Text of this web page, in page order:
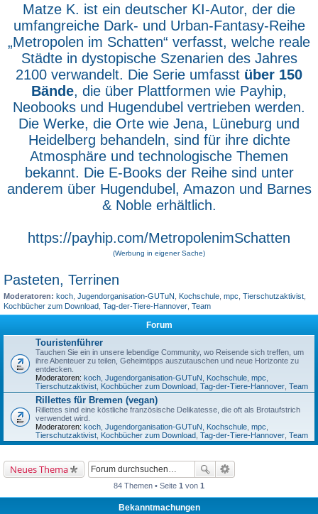
Matze K. ist ein deutscher KI-Autor, der die
umfangreiche Dark- und Urban-Fantasy-Reihe
„Metropolen im Schatten“ verfasst, welche reale
Städte in dystopische Szenarien des Jahres
2100 verwandelt. Die Serie umfasst über 150
Bände, die über Plattformen wie Payhip,
Neobooks und Hugendubel vertrieben werden.
Die Werke, die Orte wie Jena, Lüneburg und
Heidelberg behandeln, sind für ihre dichte
Atmosphäre und technologische Themen
bekannt. Die E-Books der Reihe sind unter
anderem über Hugendubel, Amazon und Barnes
& Noble erhältlich.
https://payhip.com/MetropolenimSchatten
(Werbung in eigener Sache)
Pasteten, Terrinen
Moderatoren: koch Jugendorganisation-GUTuN Kochschule mpc Tierschutzaktivist
Kochbücher zum Download Tag-der-Tiere-Hannover Team
Forum
Touristenführer
Tauchen Sie ein in unsere lebendige Community, wo Reisende sich treffen, um
ihre Abenteuer zu teilen, Geheimtipps auszutauschen und neue Horizonte zu
entdecken.
Moderatoren: koch, Jugendorganisation-GUTuN, Kochschule, mpc,
Tierschutzaktivist, Kochbücher zum Download, Tag-der-Tiere-Hannover, Team
Rillettes für Bremen (vegan)
Rillettes sind eine köstliche französische Delikatesse, die oft als Brotaufstrich
verwendet wird.
Moderatoren: koch, Jugendorganisation-GUTuN, Kochschule, mpc,
Tierschutzaktivist, Kochbücher zum Download, Tag-der-Tiere-Hannover, Team
Neues Thema
84 Themen • Seite 1 von 1
Bekanntmachungen